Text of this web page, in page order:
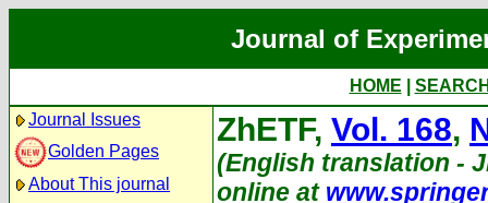
Journal of
HOME
Journal Issues
Golden Pages
About This journal
ZhETF, Vol. 168,
(English translation -
online at